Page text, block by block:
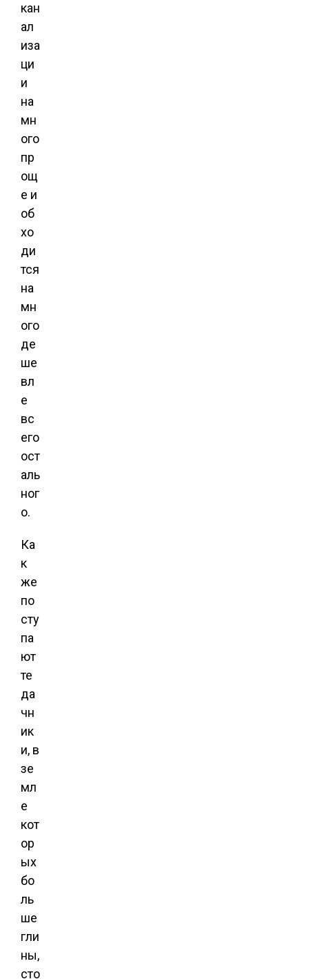
кан
ал
иза
ци
и
на
мн
ого
пр
ощ
е и
об
хо
ди
тся
на
мн
ого
де
ше
вл
е
вс
его
ост
аль
ног
о.
Ка
к
же
по
сту
па
ют
те
да
чн
ик
и, в
зе
мл
е
кот
ор
ых
бо
ль
ше
гли
ны,
сто